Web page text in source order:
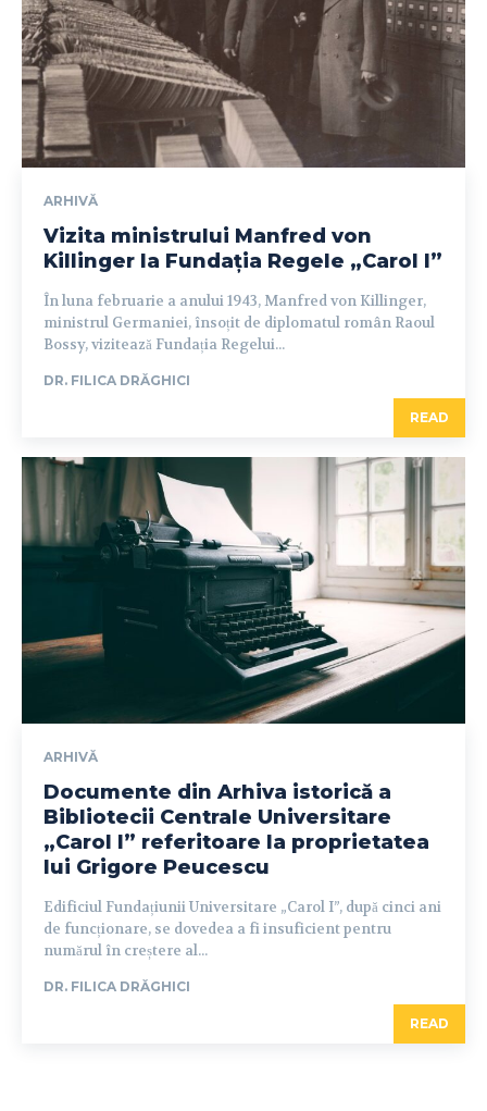
ARHIVĂ
Vizita ministrului Manfred von
Killinger la Fundația Regele „Carol I”
În luna februarie a anului 1943, Manfred von Killinger,
ministrul Germaniei, însoțit de diplomatul român Raoul
Bossy, vizitează Fundația Regelui...
DR. FILICA DRĂGHICI
READ
ARHIVĂ
Documente din Arhiva istorică a
Bibliotecii Centrale Universitare
„Carol I” referitoare la proprietatea
lui Grigore Peucescu
Edificiul Fundațiunii Universitare „Carol I”, după cinci ani
de funcționare, se dovedea a fi insuficient pentru
numărul în creștere al...
DR. FILICA DRĂGHICI
READ